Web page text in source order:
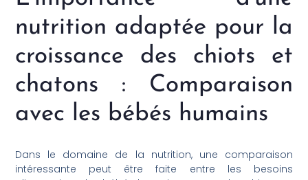
nutrition adaptée pour la
croissance des chiots et
chatons : Comparaison
avec les bébés humains
Dans le domaine de la nutrition, une comparaison
intéressante peut être faite entre les besoins